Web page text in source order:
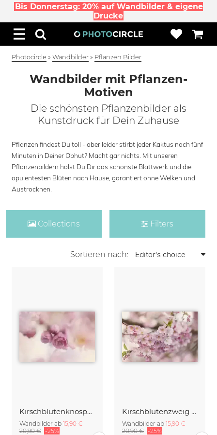
Bis Donnerstag: 20% auf Wandbilder & eigene
Drucke
Photocircle » Wandbilder » Pflanzen Bilder
Wandbilder mit Pflanzen-
Motiven
Die schönsten Pflanzenbilder als
Kunstdruck für Dein Zuhause
Pflanzen findest Du toll - aber leider stirbt jeder Kaktus nach fünf
Minuten in Deiner Obhut? Macht gar nichts. Mit unseren
Pflanzenbildern holst Du Dir das schönste Blattwerk und die
opulentesten Blüten nach Hause, garantiert ohne Welken und
Austrocknen.
Collections Filters
Sortieren nach:
Kirschblütenknospen Doppelbelichtung
Wandbilder ab 15,90 €
20,90 € -25%
Kirschblütenzweig mit vielen Blüten
Wandbilder ab 15,90 €
20,90 € -25%